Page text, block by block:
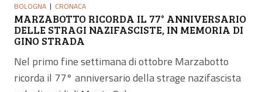
BOLOGNA CRONACA
MARZABOTTO RICORDA IL 77° ANNIVERSARIO
DELLE STRAGI NAZIFASCISTE, IN MEMORIA DI
GINO STRADA
Nel primo fine settimana di ottobre Marzabotto
ricorda il 77° anniversario della strage nazifascista